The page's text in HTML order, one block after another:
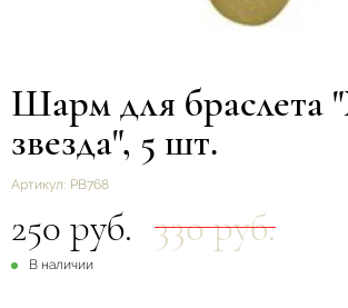
Шарм для браслета
звезда", 5 шт.
Артикул: РВ768
250 руб. 330 руб.
В наличии